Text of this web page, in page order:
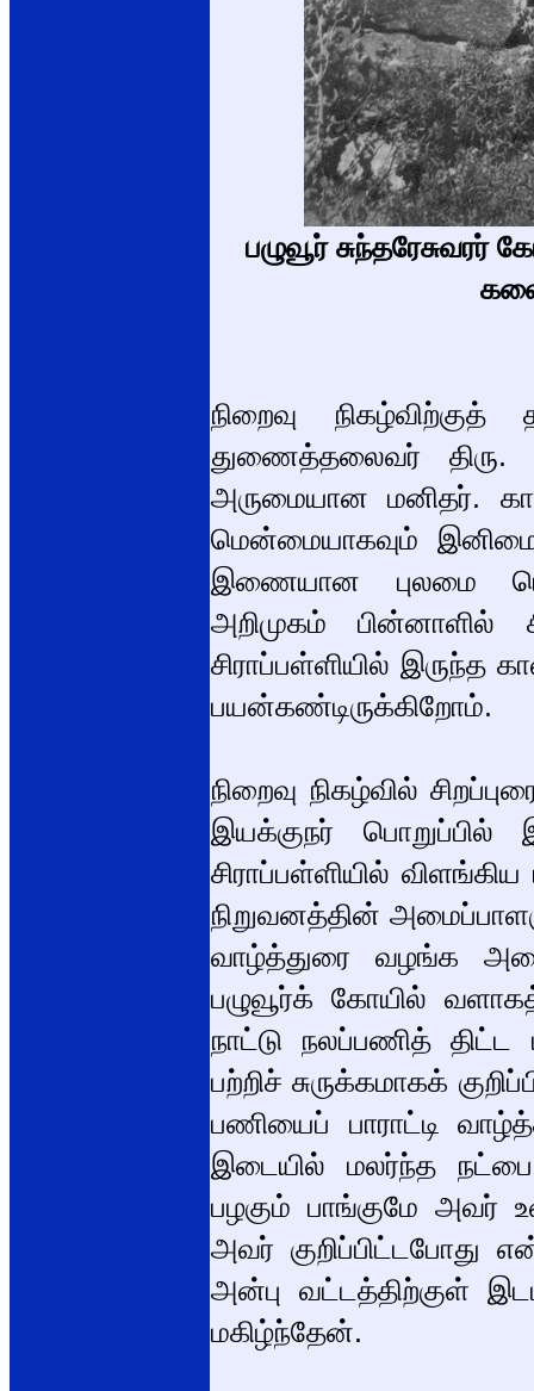
பழுவூர் சுந்தரேசுவரர்
நிறைவு
துணைத்தலைவர் திரு.
அருமையான மனிதர்.
மென்மையாகவும்
இணையான புலமை
அறிமுகம்
சிராப்பள்ளியில்
பயன்கண்டிருக்கிறோம்.
நிறைவு நிகழ்வில்
இயக்குநர் பொறுப்பில்
சிராப்பள்ளியில்
நிறுவனத்தின்
வாழ்த்துரை வழங்க
பழுவூர்க் கோயில்
நாட்டு நலப்பணித் திட்ட
பற்றிச் சுருக்கமாகக்
பணியைப் பாராட்டி
இடையில் மலர்ந்த நட்பை
பழகும் பாங்குமே அவர்
அவர்
அன்பு வட்டத்திற்குள்
மகிழ்ந்தேன்.